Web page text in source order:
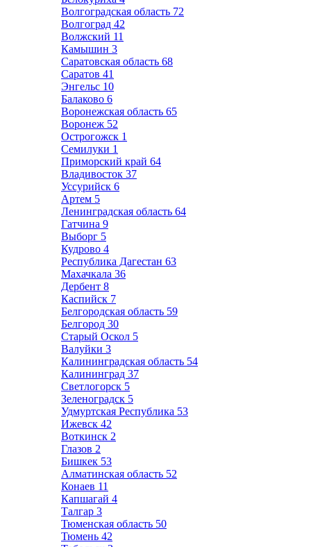
Волгоградская область 72
Волгоград 42
Волжский 11
Камышин 3
Саратовская область 68
Саратов 41
Энгельс 10
Балаково 6
Воронежская область 65
Воронеж 52
Острогожск 1
Семилуки 1
Приморский край 64
Владивосток 37
Уссурийск 6
Артем 5
Ленинградская область 64
Гатчина 9
Выборг 5
Кудрово 4
Республика Дагестан 63
Махачкала 36
Дербент 8
Каспийск 7
Белгородская область 59
Белгород 30
Старый Оскол 5
Валуйки 3
Калининградская область 54
Калининград 37
Светлогорск 5
Зеленоградск 5
Удмуртская Республика 53
Ижевск 42
Воткинск 2
Глазов 2
Бишкек 53
Алматинская область 52
Конаев 11
Капшагай 4
Талгар 3
Тюменская область 50
Тюмень 42